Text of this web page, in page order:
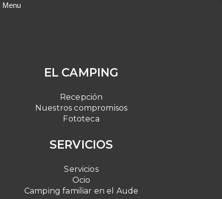
Menu
EL CAMPING
Recepción
Nuestros compromisos
Fototeca
SERVICIOS
Servicios
Ocio
Camping familiar en el Aude